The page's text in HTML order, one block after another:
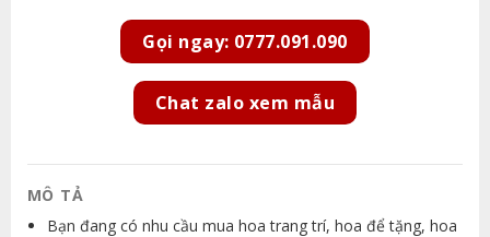
Gọi ngay: 0777.091.090
Chat zalo xem mẫu
MÔ TẢ
Bạn đang có nhu cầu mua hoa trang trí, hoa để tặng, hoa